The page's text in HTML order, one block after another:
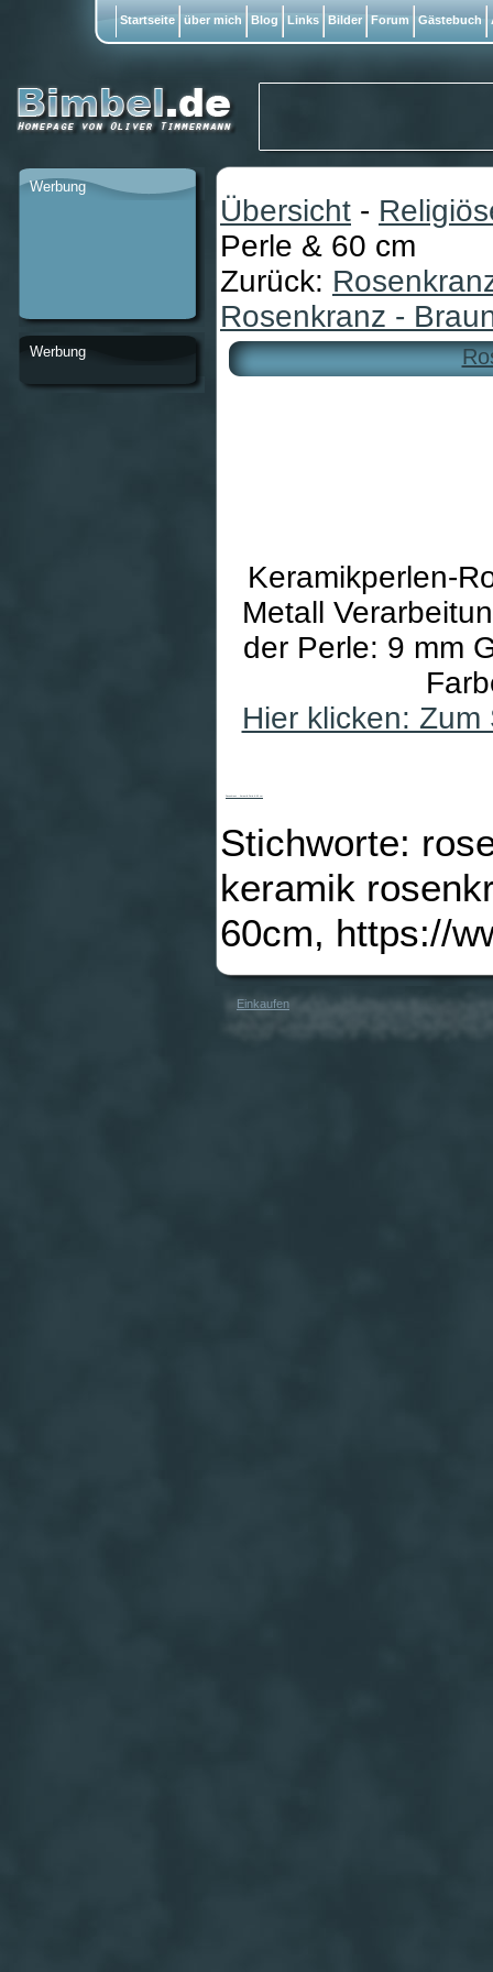
Übersicht -
Perle & 60 cm
Zurück:
Rosenkranz -
Keramikperlen-
Metall
der Perle: 9 mm
Hier klicken: Zum
Stichworte:
keramik
60cm, https://
Einkaufen
Werbung
Werbung
Startseite über mich Blog Links Bilder Forum Gästebuch